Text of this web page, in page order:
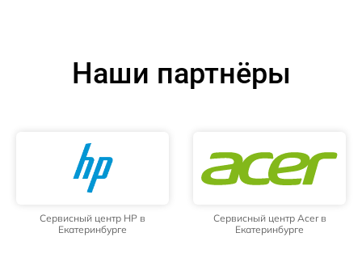
Наши партнёры
Сервисный центр HP в
Екатеринбурге
Сервисный центр Acer в
Екатеринбурге